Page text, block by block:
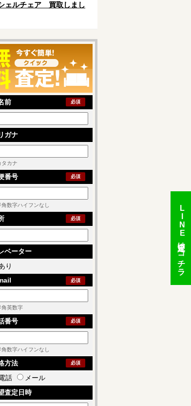
ェルチェア 買取しまし
前 必須
ガナ
カナ
番号 必須
数字ハイフンなし
必須
ベーター
り
必須
英数字
番号 必須
数字ハイフンなし
方法 必須
話
メール
査定日時
LINE
査定はコチラ